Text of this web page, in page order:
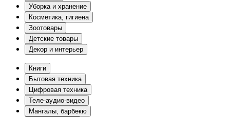
Уборка и хранение
Косметика, гигиена
Зоотовары
Детские товары
Декор и интерьер
Книги
Бытовая техника
Цифровая техника
Теле-аудио-видео
Мангалы, барбекю